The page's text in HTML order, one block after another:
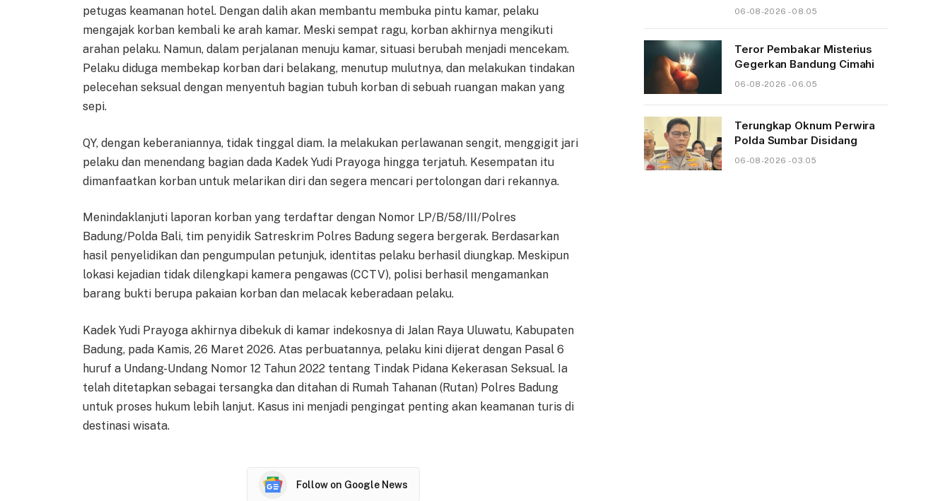
petugas keamanan hotel. Dengan dalih akan membantu membuka pintu kamar, pelaku
mengajak korban kembali ke arah kamar. Meski sempat ragu, korban akhirnya mengikuti
arahan pelaku. Namun, dalam perjalanan menuju kamar, situasi berubah menjadi mencekam.
Pelaku diduga membekap korban dari belakang, menutup mulutnya, dan melakukan tindakan
pelecehan seksual dengan menyentuh bagian tubuh korban di sebuah ruangan makan yang
sepi.
QY, dengan keberaniannya, tidak tinggal diam. Ia melakukan perlawanan sengit, menggigit jari
pelaku dan menendang bagian dada Kadek Yudi Prayoga hingga terjatuh. Kesempatan itu
dimanfaatkan korban untuk melarikan diri dan segera mencari pertolongan dari rekannya.
Menindaklanjuti laporan korban yang terdaftar dengan Nomor LP/B/58/III/Polres
Badung/Polda Bali, tim penyidik Satreskrim Polres Badung segera bergerak. Berdasarkan
hasil penyelidikan dan pengumpulan petunjuk, identitas pelaku berhasil diungkap. Meskipun
lokasi kejadian tidak dilengkapi kamera pengawas (CCTV), polisi berhasil mengamankan
barang bukti berupa pakaian korban dan melacak keberadaan pelaku.
Kadek Yudi Prayoga akhirnya dibekuk di kamar indekosnya di Jalan Raya Uluwatu, Kabupaten
Badung, pada Kamis, 26 Maret 2026. Atas perbuatannya, pelaku kini dijerat dengan Pasal 6
huruf a Undang-Undang Nomor 12 Tahun 2022 tentang Tindak Pidana Kekerasan Seksual. Ia
telah ditetapkan sebagai tersangka dan ditahan di Rumah Tahanan (Rutan) Polres Badung
untuk proses hukum lebih lanjut. Kasus ini menjadi pengingat penting akan keamanan turis di
destinasi wisata.
Follow on Google News
06-08-2026 - 08.05
Teror Pembakar Misterius
Gegerkan Bandung Cimahi
06-08-2026 - 06.05
Terungkap Oknum Perwira
Polda Sumbar Disidang
06-08-2026 - 03.05